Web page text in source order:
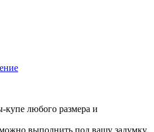
купе любого размера и
выполнить под вашу задумку.